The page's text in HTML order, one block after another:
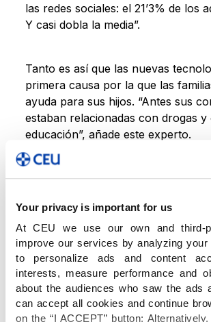
Your privacy is important for us
At CEU we use our own and third-
improve our services by analyzing your
to personalize ads and content
interests, measure performance and
about the audiences who saw the ads
can accept all cookies and continue
on the “I ACCEPT” button;
las redes sociales: el 21’3% de los
Y casi dobla la media”.
Tanto es así que las nuevas
primera causa por la que las
ayuda para sus hijos. “Antes sus
estaban relacionadas con drogas y
educación”, añade este experto.
Y no hace falta tanta estadística,
a todo el mundo con un teléfono
mano”. “Si me dejo el teléfono
no tengo batería, cobertura o
el estado de ánimo. Me pongo
nomofobia, y es el término que
a lo que sería una adicción”.